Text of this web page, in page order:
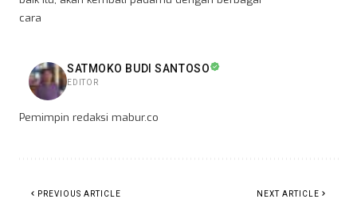
cara
SATMOKO BUDI SANTOSO
EDITOR
Pemimpin redaksi mabur.co
PREVIOUS ARTICLE NEXT ARTICLE